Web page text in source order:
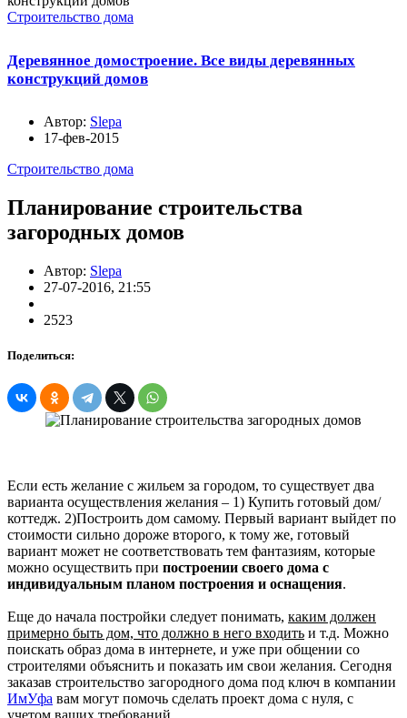
Строительство дома
Деревянное домостроение. Все виды деревянных
конструкций домов
Автор: Slepa
17-фев-2015
Строительство дома
Планирование строительства
загородных домов
Автор: Slepa
27-07-2016, 21:55
2523
Поделиться:
Если есть желание с жильем за городом, то существует два
варианта осуществления желания – 1) Купить готовый дом/
коттедж. 2)Построить дом самому. Первый вариант выйдет по
стоимости сильно дороже второго, к тому же, готовый
вариант может не соответствовать тем фантазиям, которые
можно осуществить при построении своего дома с
индивидуальным планом построения и оснащения.
Еще до начала постройки следует понимать, каким должен
примерно быть дом, что должно в него входить и т.д. Можно
поискать образ дома в интернете, и уже при общении со
строителями объяснить и показать им свои желания. Сегодня
заказав строительство загородного дома под ключ в компании
ИмУфа вам могут помочь сделать проект дома с нуля, с